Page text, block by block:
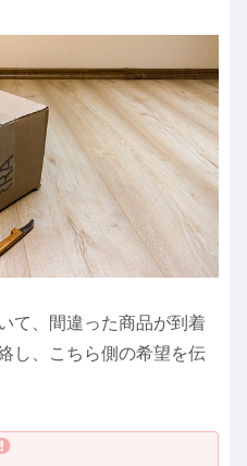
て、間違った商品が到着
し、こちら側の希望を伝